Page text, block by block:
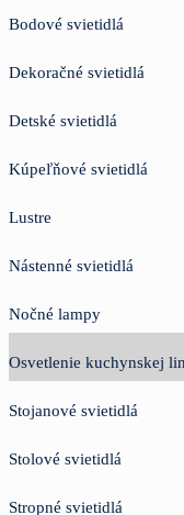
Bodové svietidlá
Dekoračné svietidlá
Detské svietidlá
Kúpeľňové svietidlá
Lustre
Nástenné svietidlá
Nočné lampy
Osvetlenie kuchynskej
Stojanové svietidlá
Stolové svietidlá
Stropné svietidlá